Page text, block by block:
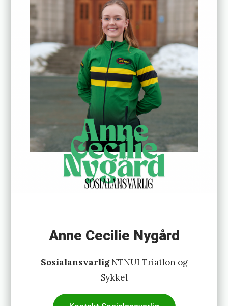
Anne Cecilie Nygård
SosialansvarligNTNUI Triatlon og
Sykkel